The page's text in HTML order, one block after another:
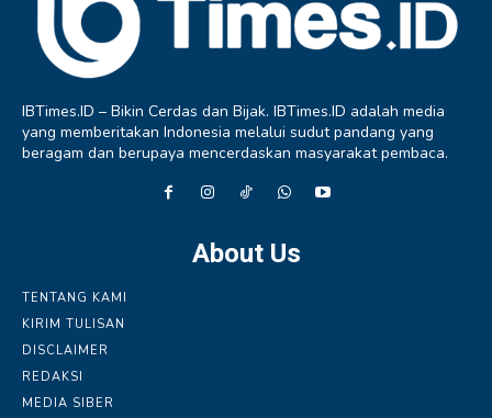
IBTimes.ID – Bikin Cerdas dan Bijak. IBTimes.ID adalah media
yang memberitakan Indonesia melalui sudut pandang yang
beragam dan berupaya mencerdaskan masyarakat pembaca.
About Us
TENTANG KAMI
KIRIM TULISAN
DISCLAIMER
REDAKSI
MEDIA SIBER